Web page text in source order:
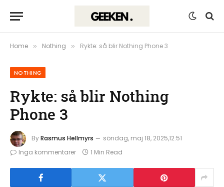
Home » Nothing » Rykte: så blir Nothing Phone 3
NOTHING
Rykte: så blir Nothing
Phone 3
ByRasmus Hellmyrs
söndag, maj 18, 2025,12:51
Inga kommentarer
1 Min Read